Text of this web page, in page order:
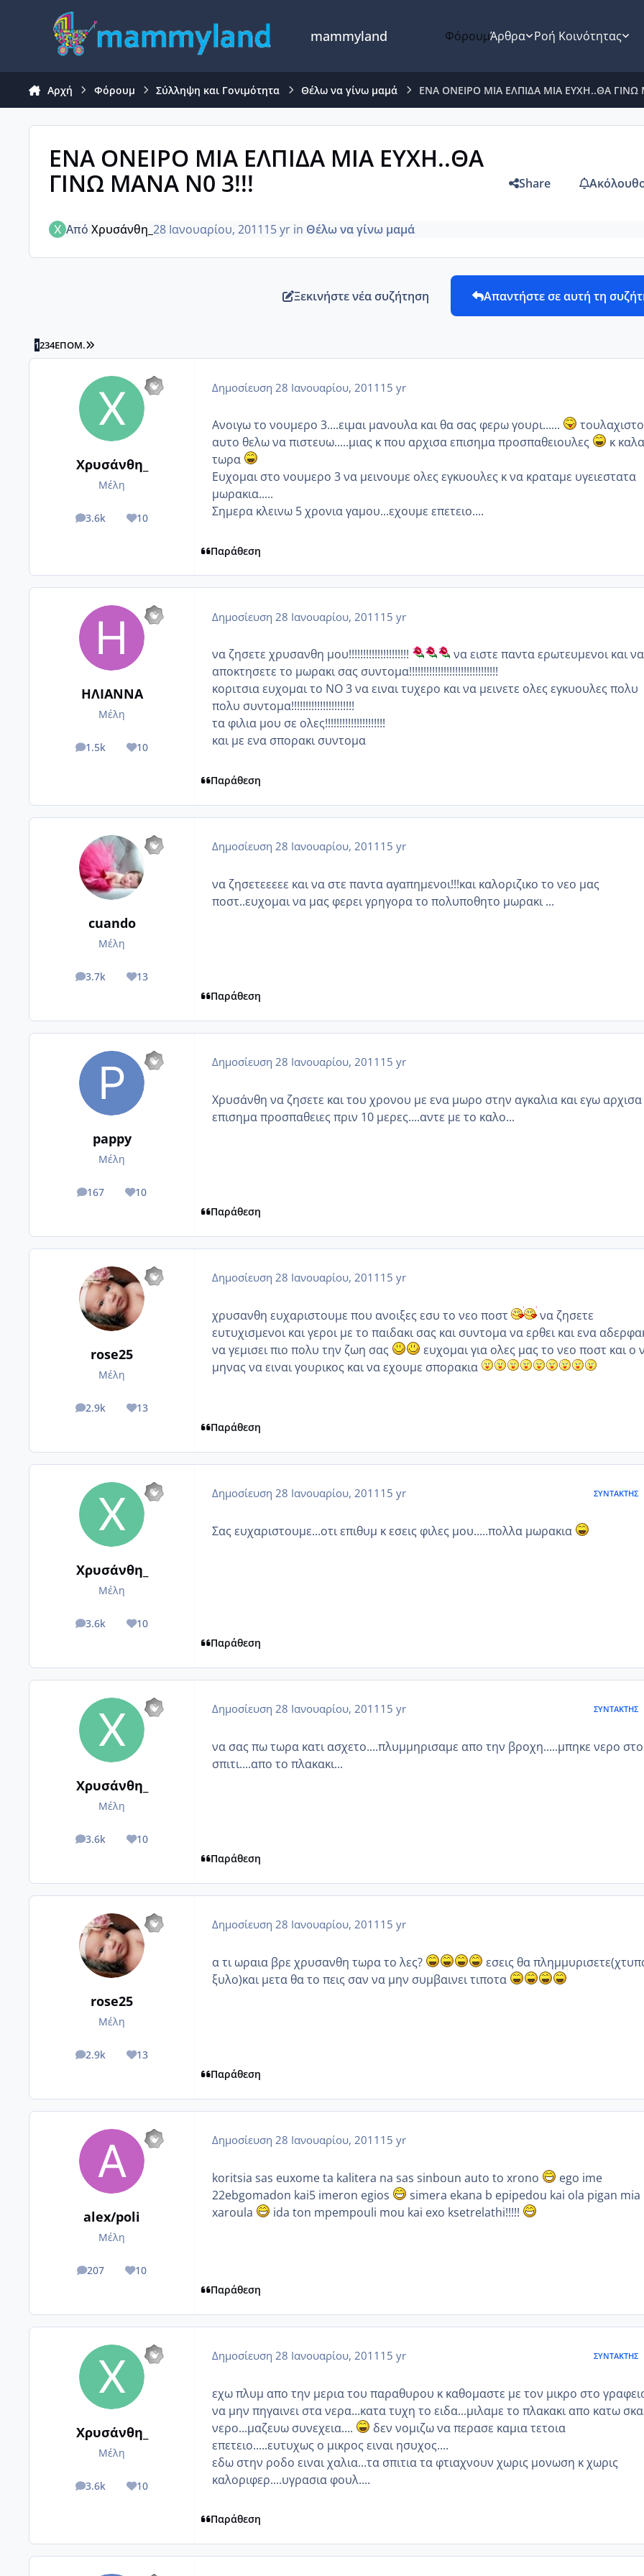
Μετάβαση σε περιεχόμενο
mammyland ΦόρουμΆρθρα Ροή Κοινότητας
Αρχή Φόρουμ Σύλληψη και Γονιμότητα Θέλω να γίνω μαμά ΕΝΑ ΟΝΕΙΡΟ ΜΙΑ ΕΛΠΙΔΑ ΜΙΑ ΕΥΧΗ..ΘΑ
ΕΝΑ ΟΝΕΙΡΟ ΜΙΑ ΕΛΠΙΔΑ ΜΙΑ ΕΥΧΗ..ΘΑ
ΓΙΝΩ ΜΑΝΑ Ν0 3!!!
Share
ΑπόΧρυσάνθη_28 Ιανουαρίου, 201115 yr in Θέλω να γίνω μαμά
Ξεκινήστε νέα συζήτηση Απαντήστε σε αυτή τη
1234ΕΠΌΜ. LAST PAGE
Χρυσάνθη_
Μέλη
3.6k
posts 10
Reputation
Δημοσίευση 28 Ιανουαρίου, 2011 15 yr
Ανοιγω το νουμερο 3....ειμαι μανουλα και θα σας φερω γουρι......
αυτο θελω να πιστευω.....μιας κ που αρχισα επισημα προσπαθειουλες
κ καλα
τωρα
Ευχομαι στο νουμερο 3 να μεινουμε ολες εγκυουλες κ να κραταμε υγειεστατα
μωρακια.....
Σημερα κλεινω 5 χρονια γαμου...εχουμε επετειο....
Παράθεση
ΗΛΙΑΝΝΑ
Μέλη
1.5k
posts 10
Reputation
Δημοσίευση 28 Ιανουαρίου, 2011 15 yr
να ζησετε χρυσανθη μου!!!!!!!!!!!!!!!!!!!!!
να ειστε παντα ερωτευμενοι και να
αποκτησετε το μωρακι σας συντομα!!!!!!!!!!!!!!!!!!!!!!!!!!!!!!!
κοριτσια ευχομαι το ΝΟ 3 να ειναι τυχερο και να μεινετε ολες εγκυουλες πολυ
πολυ συντομα!!!!!!!!!!!!!!!!!!!!!!
τα φιλια μου σε ολες!!!!!!!!!!!!!!!!!!!!!
και με ενα σπορακι συντομα
Παράθεση
cuando
Μέλη
3.7k
posts 13
Reputation
Δημοσίευση 28 Ιανουαρίου, 2011 15 yr
να ζησετεεεεε και να στε παντα αγαπημενοι!!!και καλοριζικο το νεο μας
ποστ..ευχομαι να μας φερει γρηγορα το πολυποθητο μωρακι ...
Παράθεση
pappy
Μέλη
167
posts 10
Reputation
Δημοσίευση 28 Ιανουαρίου, 2011 15 yr
Χρυσάνθη να ζησετε και του χρονου με ενα μωρο στην αγκαλια και εγω αρχισα
επισημα προσπαθειες πριν 10 μερες....αντε με το καλο...
Παράθεση
rose25
Μέλη
2.9k
posts 13
Reputation
Δημοσίευση 28 Ιανουαρίου, 2011 15 yr
χρυσανθη ευχαριστουμε που ανοιξες εσυ το νεο ποστ
να ζησετε
ευτυχισμενοι και γεροι με το παιδακι σας και συντομα να ερθει και ενα
να γεμισει πιο πολυ την ζωη σας
ευχομαι για ολες μας το νεο ποστ και ο
μηνας να ειναι γουρικος και να εχουμε σπορακια
Παράθεση
Χρυσάνθη_
Μέλη
3.6k
posts 10
Reputation
Δημοσίευση 28 Ιανουαρίου, 2011 15 yr ΣΥΝΤΆΚΤΗΣ
Σας ευχαριστουμε...οτι επιθυμ κ εσεις φιλες μου.....πολλα μωρακια
Παράθεση
Χρυσάνθη_
Μέλη
3.6k
posts 10
Reputation
Δημοσίευση 28 Ιανουαρίου, 2011 15 yr ΣΥΝΤΆΚΤΗΣ
να σας πω τωρα κατι ασχετο....πλυμμηρισαμε απο την βροχη.....μπηκε νερο στο
σπιτι....απο το πλακακι...
Παράθεση
rose25
Μέλη
2.9k
posts 13
Reputation
Δημοσίευση 28 Ιανουαρίου, 2011 15 yr
α τι ωραια βρε χρυσανθη τωρα το λες?
εσεις θα
ξυλο)και μετα θα το πεις σαν να μην συμβαινει τιποτα
Παράθεση
alex/poli
Μέλη
207
posts 10
Reputation
Δημοσίευση 28 Ιανουαρίου, 2011 15 yr
koritsia sas euxome ta kalitera na sas sinboun auto to xrono
ego ime
22ebgomadon kai5 imeron egios
simera ekana b epipedou kai ola pigan mia
xaroula
ida ton mpempouli mou kai exo ksetrelathi!!!!!
Παράθεση
Χρυσάνθη_
Μέλη
3.6k
posts 10
Reputation
Δημοσίευση 28 Ιανουαρίου, 2011 15 yr ΣΥΝΤΆΚΤΗΣ
εχω πλυμ απο την μερια του παραθυρου κ καθομαστε με τον μικρο στο
να μην πηγαινει στα νερα...κατα τυχη το ειδα...μιλαμε το πλακακι απο κατω
νερο...μαζευω συνεχεια....
δεν νομιζω να περασε καμια τετοια
επετειο.....ευτυχως ο μικρος ειναι ησυχος....
εδω στην ροδο ειναι χαλια...τα σπιτια τα φτιαχνουν χωρις μονωση κ χωρις
καλοριφερ....υγρασια φουλ....
Παράθεση